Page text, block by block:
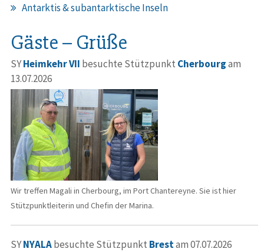
Antarktis & subantarktische Inseln
Gäste – Grüße
SYHeimkehr VII besuchte Stützpunkt Cherbourgam
13.07.2026
Wir treffen Magali in Cherbourg, im Port Chantereyne. Sie ist hier
Stützpunktleiterin und Chefin der Marina.
SYNYALAbesuchte Stützpunkt Brestam 07.07.2026